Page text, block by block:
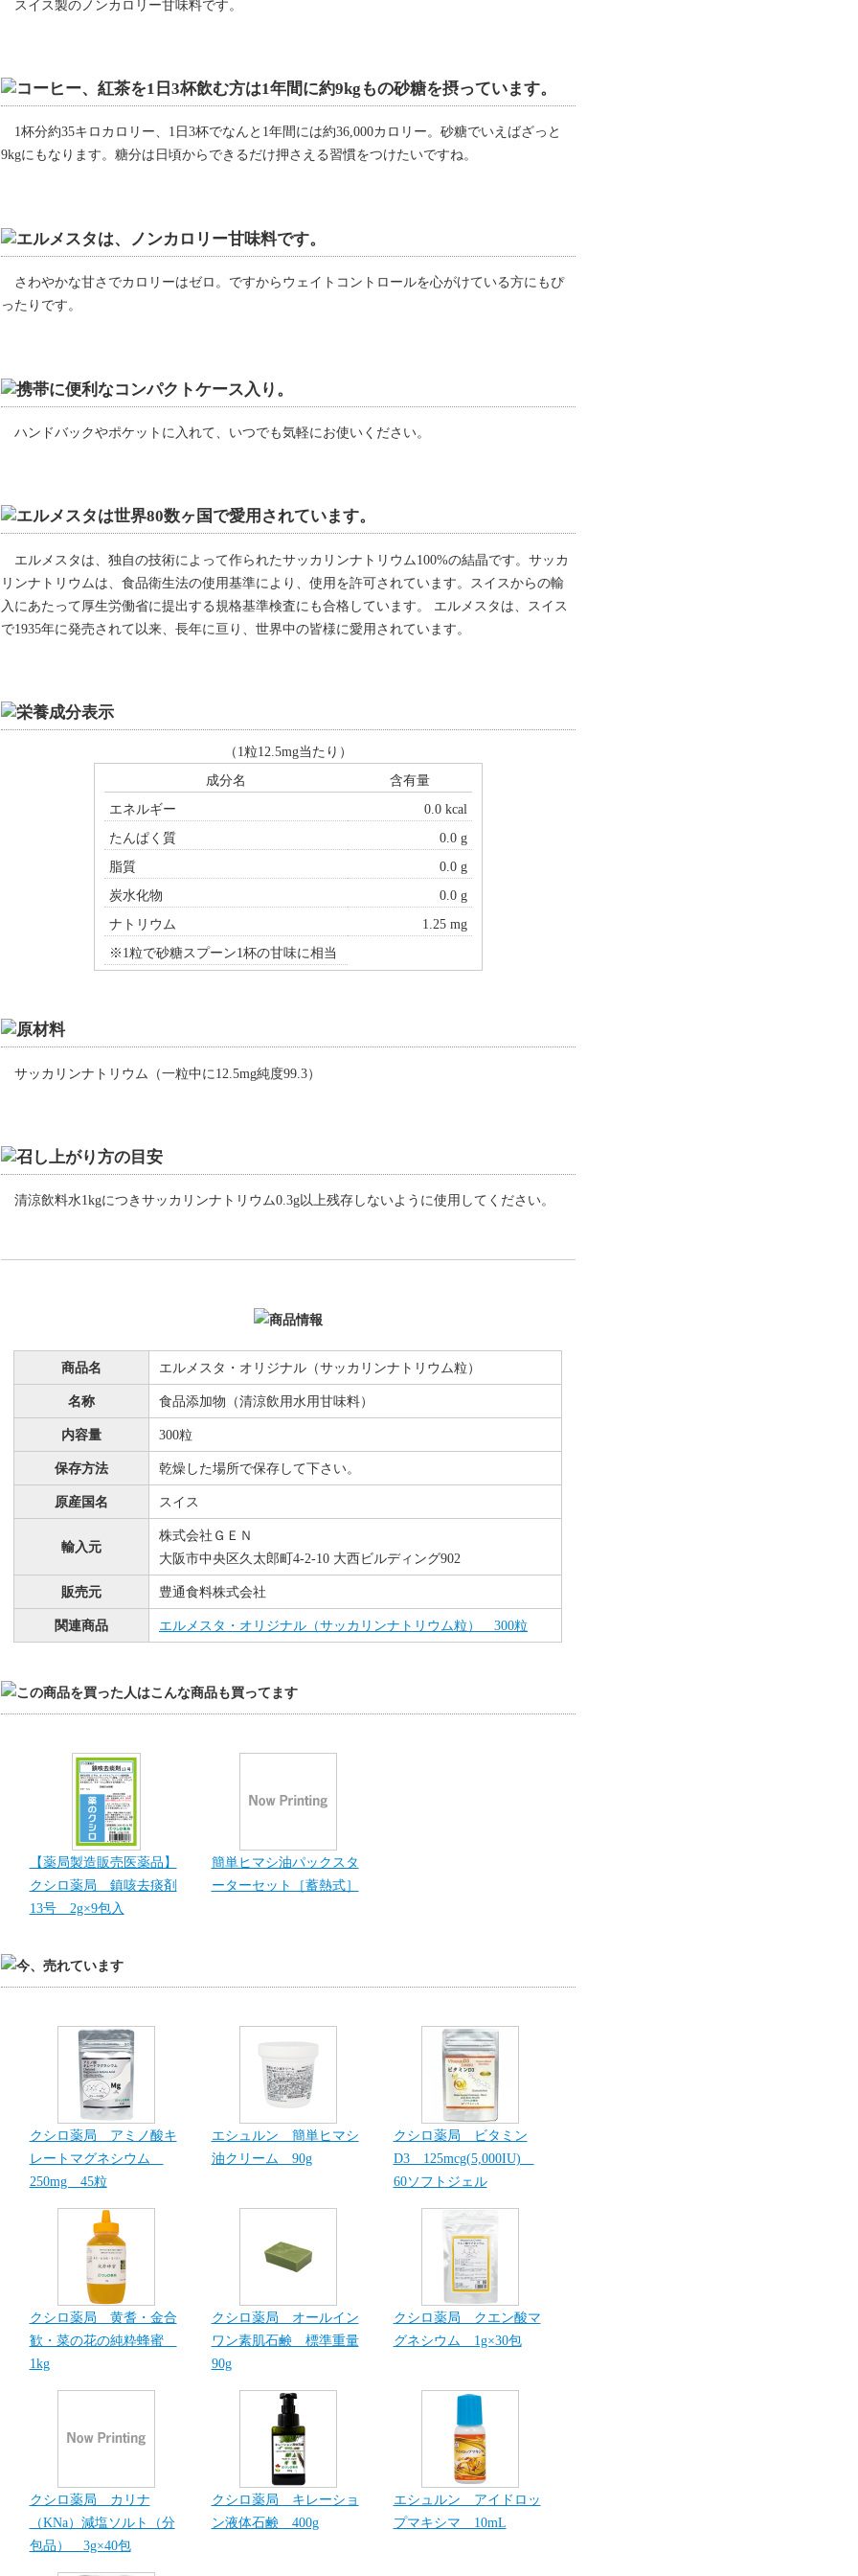
スイス製のノンカロリー甘味料です。
1杯分約35キロカロリー、1日3杯でなんと1年間には約36,000カロリー。砂糖でいえばざっと
9kgにもなります。糖分は日頃からできるだけ押さえる習慣をつけたいですね。
さわやかな甘さでカロリーはゼロ。ですからウェイトコントロールを心がけている方にもぴ
ったりです。
ハンドバックやポケットに入れて、いつでも気軽にお使いください。
エルメスタは、独自の技術によって作られたサッカリンナトリウム100%の結晶です。サッカ
リンナトリウムは、食品衛生法の使用基準により、使用を許可されています。スイスからの輸
入にあたって厚生労働省に提出する規格基準検査にも合格しています。 エルメスタは、スイス
で1935年に発売されて以来、長年に亘り、世界中の皆様に愛用されています。
（1粒12.5mg当たり）
成分名
含有量
エネルギー
0.0 kcal
たんぱく質
0.0 g
脂質
0.0 g
炭水化物
0.0 g
ナトリウム
1.25 mg
※1粒で砂糖スプーン1杯の甘味に相当
サッカリンナトリウム（一粒中に12.5mg純度99.3）
清涼飲料水1kgにつきサッカリンナトリウム0.3g以上残存しないように使用してください。
商品名 エルメスタ・オリジナル（サッカリンナトリウム粒）
名称 食品添加物（清涼飲用水用甘味料）
内容量 300粒
保存方法 乾燥した場所で保存して下さい。
原産国名 スイス
輸入元
株式会社ＧＥＮ
大阪市中央区久太郎町4-2-10 大西ビルディング902
販売元 豊通食料株式会社
関連商品 エルメスタ・オリジナル（サッカリンナトリウム粒） 300粒
【薬局製造販売医薬品】
クシロ薬局 鎮咳去痰剤
13号 2g×9包入
簡単ヒマシ油パックスタ
ーターセット［蓄熱式］
クシロ薬局 アミノ酸キ
レートマグネシウム
250mg 45粒
エシュルン 簡単ヒマシ
油クリーム 90g
クシロ薬局 ビタミン
D3 125mcg(5,000IU)
60ソフトジェル
クシロ薬局 黄耆・金合
歓・菜の花の純粋蜂蜜
1kg
クシロ薬局 オールイン
ワン素肌石鹸 標準重量
90g
クシロ薬局 クエン酸マ
グネシウム 1g×30包
クシロ薬局 カリナ
（KNa）減塩ソルト（分
包品） 3g×40包
クシロ薬局 キレーショ
ン液体石鹸 400g
エシュルン アイドロッ
プマキシマ 10mL